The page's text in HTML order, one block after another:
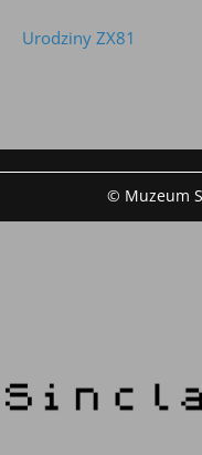
Urodziny ZX81
© Muzeum